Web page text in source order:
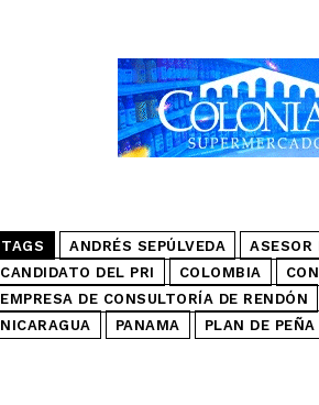
TAGS ANDRÉS SEPÚLVEDA ASESOR
CANDIDATO DEL PRI
COLOMBIA
EMPRESA DE CONSULTORÍA DE RENDÓN
NICARAGUA
PANAMA PLAN DE